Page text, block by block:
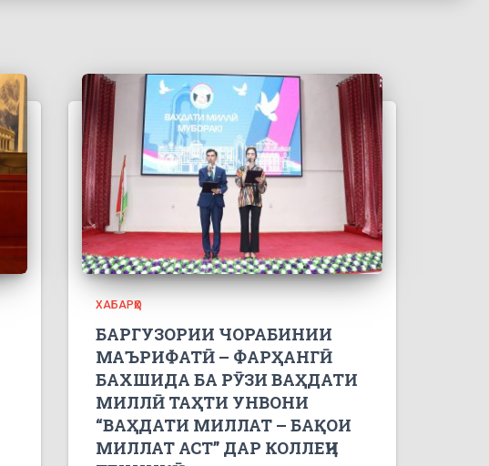
ХАБАРҲО
БАРГУЗОРИИ ЧОРАБИНИИ
МАЪРИФАТӢ – ФАРҲАНГӢ
БАХШИДА БА РӮЗИ ВАҲДАТИ
МИЛЛӢ ТАҲТИ УНВОНИ
“ВАҲДАТИ МИЛЛАТ – БАҚОИ
МИЛЛАТ АСТ” ДАР КОЛЛЕҶИ